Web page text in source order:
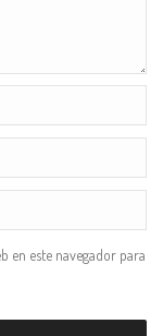
en este navegador para